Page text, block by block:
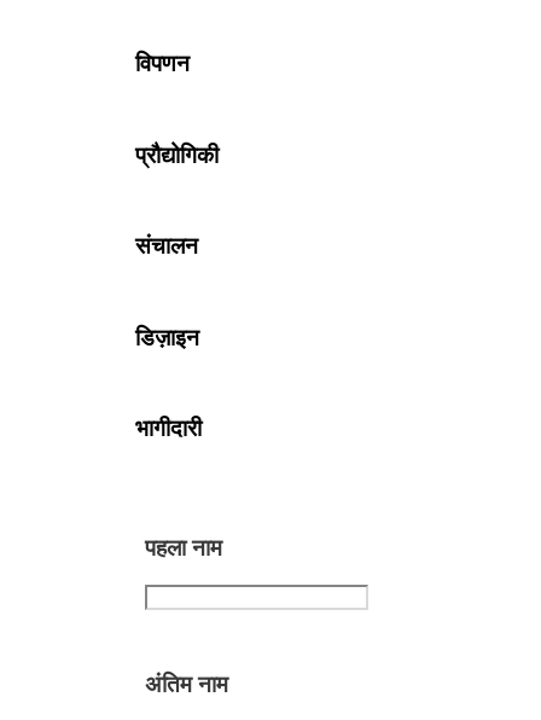
विपणन
प्रौद्योगिकी
संचालन
डिज़ाइन
भागीदारी
पहला नाम
अंतिम नाम